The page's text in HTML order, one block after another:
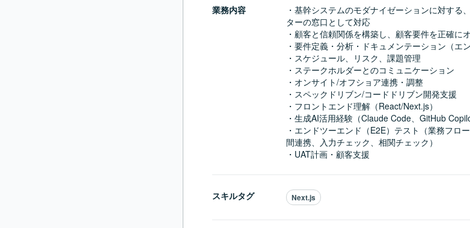
業務内容
・基幹システムのモダナイゼーションに対する
ターの窓口として対応
・顧客と信頼関係を構築し、顧客要件を正確に
・要件定義・分析・ドキュメンテーション（エ
・スケジュール、リスク、課題管理
・ステークホルダーとのコミュニケーション
・オンサイト/オフショア連携・調整
・スペックドリブン/コードドリブン開発支援
・フロントエンド理解（React/Next.js）
・生成AI活用経験（Claude Code、GitHub
・エンドツーエンド（E2E）テスト（業務フロ
間連携、入力チェック、相関チェック）
・UAT計画・顧客支援
スキルタグ Next.js